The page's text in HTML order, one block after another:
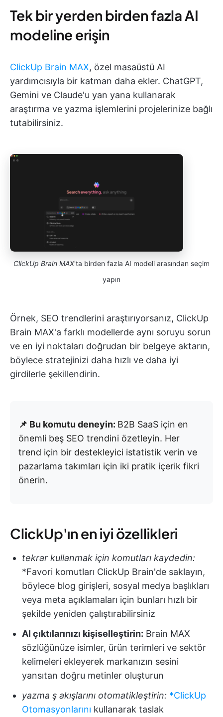
Tek bir yerden birden fazla AI
modeline erişin
ClickUp Brain MAX, özel masaüstü AI
yardımcısıyla bir katman daha ekler. ChatGPT,
Gemini ve Claude'u yan yana kullanarak
araştırma ve yazma işlemlerini projelerinize bağlı
tutabilirsiniz.
ClickUp Brain MAX'ta birden fazla AI modeli arasından seçim
yapın
Örnek, SEO trendlerini araştırıyorsanız, ClickUp
Brain MAX'a farklı modellerde aynı soruyu sorun
ve en iyi noktaları doğrudan bir belgeye aktarın,
böylece stratejinizi daha hızlı ve daha iyi
girdilerle şekillendirin.
📌 Bu komutu deneyin: B2B SaaS için en
önemli beş SEO trendini özetleyin. Her
trend için bir destekleyici istatistik verin ve
pazarlama takımları için iki pratik içerik fikri
önerin.
ClickUp'ın en iyi özellikleri
tekrar kullanmak için komutları kaydedin:
*Favori komutları ClickUp Brain'de saklayın,
böylece blog girişleri, sosyal medya başlıkları
veya meta açıklamaları için bunları hızlı bir
şekilde yeniden çalıştırabilirsiniz
AI çıktılarınızı kişiselleştirin: Brain MAX
sözlüğünüze isimler, ürün terimleri ve sektör
kelimeleri ekleyerek markanızın sesini
yansıtan doğru metinler oluşturun
yazma ş akışlarını otomatikleştirin: *ClickUp
Otomasyonlarını kullanarak taslak